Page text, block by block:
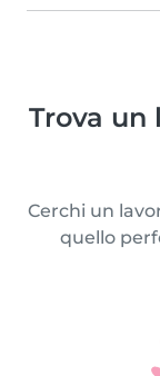
Trova un
Cerchi un
quello